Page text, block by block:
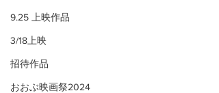
9.25 上映作品
3/18上映
招待作品
おおぶ映画祭2024